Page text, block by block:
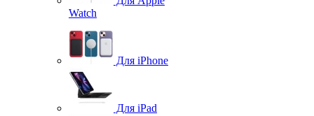
Watch
Для iPhone
Для iPad